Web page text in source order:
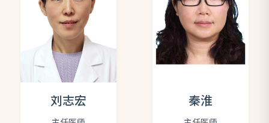
点：一层138诊室
西盈康一生总医院（三
级甲等），任中医科业
务主任，发表了关于中
西医结合防治肿瘤论文
数篇，熟悉疑难危重病
的管理及救治，有着丰
富的临床实践经验，对
各种疑难杂症的诊治有
独特的见解。 擅长治疗
肺癌、乳腺癌、淋巴
瘤、冠心病、高血压、
部过敏性皮炎（日光皮
炎、化妆品皮炎等）、
面部敏感性皮肤、痤疮
和粉刺、病毒疣、单纯
疱疹、带状疱疹；手足
癣、甲癣、股癣、丹
燥肥厚皮炎、下肢淤积
性皮炎、泛发湿疹、浸
渍皮炎等。 为中国医师
刘志宏 秦淮